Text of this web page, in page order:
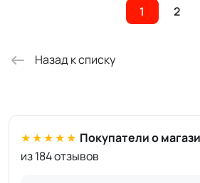
1 2
Назад к списку
★★★★★ Покупатели о
из 184 отзывов